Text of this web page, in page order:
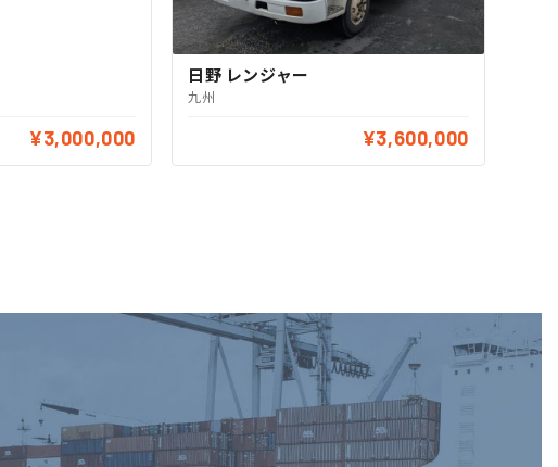
¥3,000,000
日野 レンジャー
九州
¥3,600,000